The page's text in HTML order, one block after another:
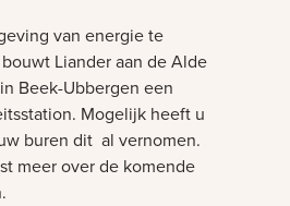
van energie te
Liander aan de Alde
Beek-Ubbergen een
Mogelijk heeft u
buren dit al vernomen.
meer over de komende